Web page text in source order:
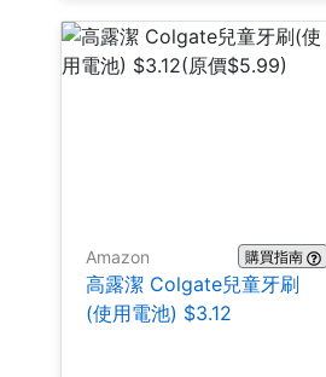
Amazon 購買指南
高露潔 Colgate兒童牙刷
(使用電池) $3.12